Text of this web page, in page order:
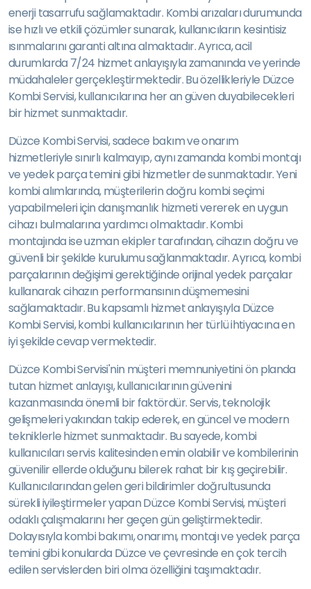
enerji tasarrufu sağlamaktadır. Kombi arızaları durumunda
ise hızlı ve etkili çözümler sunarak, kullanıcıların kesintisiz
ısınmalarını garanti altına almaktadır. Ayrıca, acil
durumlarda 7/24 hizmet anlayışıyla zamanında ve yerinde
müdahaleler gerçekleştirmektedir. Bu özellikleriyle Düzce
Kombi Servisi, kullanıcılarına her an güven duyabilecekleri
bir hizmet sunmaktadır.
Düzce Kombi Servisi, sadece bakım ve onarım
hizmetleriyle sınırlı kalmayıp, aynı zamanda kombi montajı
ve yedek parça temini gibi hizmetler de sunmaktadır. Yeni
kombi alımlarında, müşterilerin doğru kombi seçimi
yapabilmeleri için danışmanlık hizmeti vererek en uygun
cihazı bulmalarına yardımcı olmaktadır. Kombi
montajında ise uzman ekipler tarafından, cihazın doğru ve
güvenli bir şekilde kurulumu sağlanmaktadır. Ayrıca, kombi
parçalarının değişimi gerektiğinde orijinal yedek parçalar
kullanarak cihazın performansının düşmemesini
sağlamaktadır. Bu kapsamlı hizmet anlayışıyla Düzce
Kombi Servisi, kombi kullanıcılarının her türlü ihtiyacına en
iyi şekilde cevap vermektedir.
Düzce Kombi Servisi'nin müşteri memnuniyetini ön planda
tutan hizmet anlayışı, kullanıcılarının güvenini
kazanmasında önemli bir faktördür. Servis, teknolojik
gelişmeleri yakından takip ederek, en güncel ve modern
tekniklerle hizmet sunmaktadır. Bu sayede, kombi
kullanıcıları servis kalitesinden emin olabilir ve kombilerinin
güvenilir ellerde olduğunu bilerek rahat bir kış geçirebilir.
Kullanıcılarından gelen geri bildirimler doğrultusunda
sürekli iyileştirmeler yapan Düzce Kombi Servisi, müşteri
odaklı çalışmalarını her geçen gün geliştirmektedir.
Dolayısıyla kombi bakımı, onarımı, montajı ve yedek parça
temini gibi konularda Düzce ve çevresinde en çok tercih
edilen servislerden biri olma özelliğini taşımaktadır.